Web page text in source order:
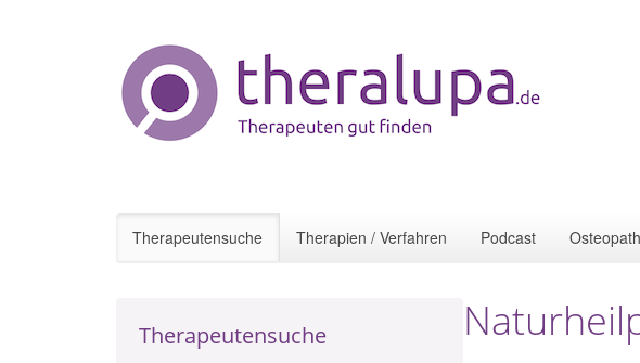
Therapeutensuche Therapien / Verfahren Podcast
Therapeutensuche